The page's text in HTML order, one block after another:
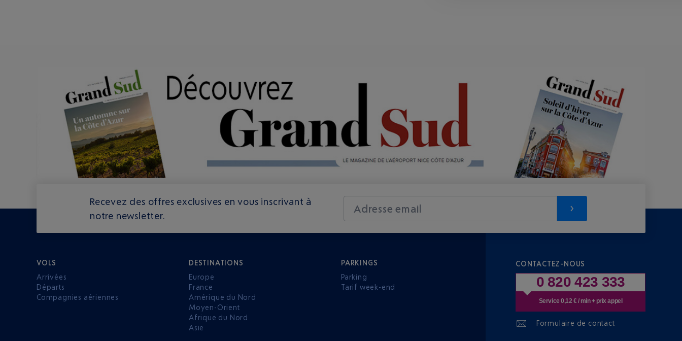
Recevez des offres exclusives en vous inscrivant à
notre newsletter.
Adresse email
VOLS
Arrivées
Départs
Compagnies aériennes
DESTINATIONS
Europe
France
Amérique du Nord
Moyen-Orient
Afrique du Nord
Asie
PARKINGS
Parking
Tarif week-end
CONTACTEZ-NOUS
0 820 423 333
Service 0,12 € / min + prix appel
Formulaire de contact